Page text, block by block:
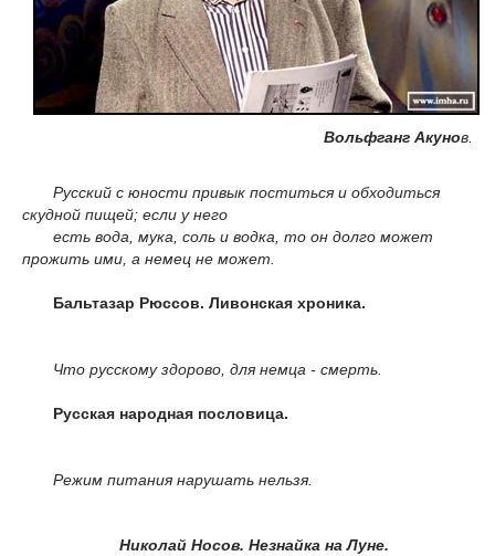
Вольфганг Акунов.
Русский с юности привык поститься и обходиться
скудной пищей; если у него
есть вода, мука, соль и водка, то он долго может
прожить ими, а немец не может.
Бальтазар Рюссов. Ливонская хроника.
Что русскому здорово, для немца - смерть.
Русская народная пословица.
Режим питания нарушать нельзя.
Николай Носов. Незнайка на Луне.